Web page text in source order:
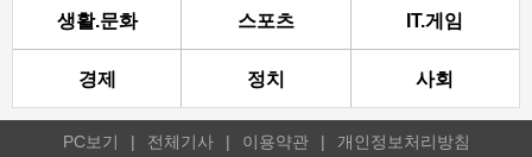
생활.문화 스포츠 IT.게임
경제 정치 사회
PC보기 | 전체기사 | 이용약관 | 개인정보처리방침